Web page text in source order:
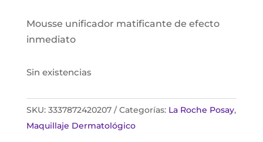
Mousse unificador matificante de efecto
inmediato
Sin existencias
SKU: 3337872420207 Categorías: La Roche Posay,
Maquillaje Dermatológico